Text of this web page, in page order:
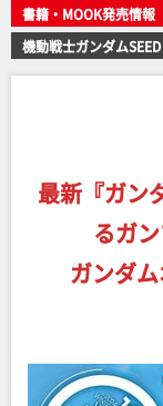
書籍・MOOK発売情報
機動戦士ガンダム
最新『ガン
るガ
ガンダ